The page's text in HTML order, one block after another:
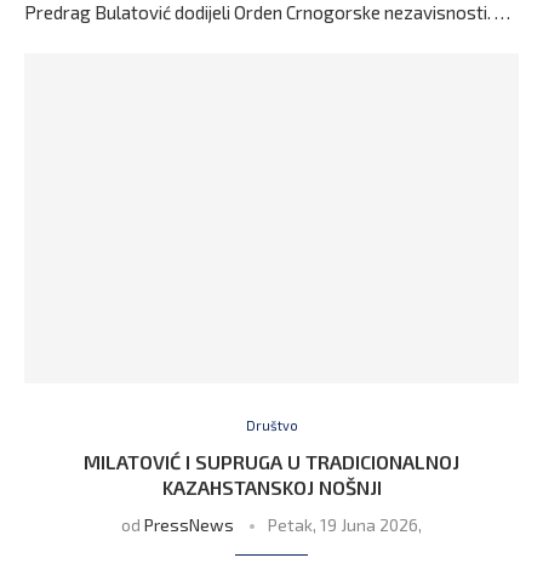
Predrag Bulatović dodijeli Orden Crnogorske nezavisnosti. …
Društvo
MILATOVIĆ I SUPRUGA U TRADICIONALNOJ
KAZAHSTANSKOJ NOŠNJI
od PressNews Petak, 19 Juna 2026,